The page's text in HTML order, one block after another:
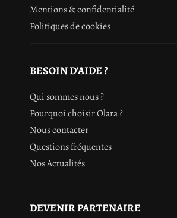
Mentions & confidentialité
Politiques de cookies
BESOIN D'AIDE ?
Qui sommes nous ?
Pourquoi choisir Olara ?
Nous contacter
Questions fréquentes
Nos Actualités
DEVENIR PARTENAIRE